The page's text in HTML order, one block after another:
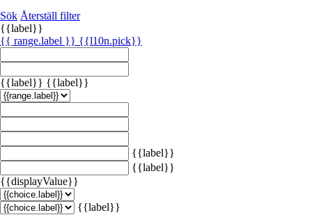
Sök Återställ filter
{{label}}
{{ range.label }} {{l10n.pick}}
{{label}} {{label}}
{{label}}
{{label}}
{{displayValue}}
{{label}}